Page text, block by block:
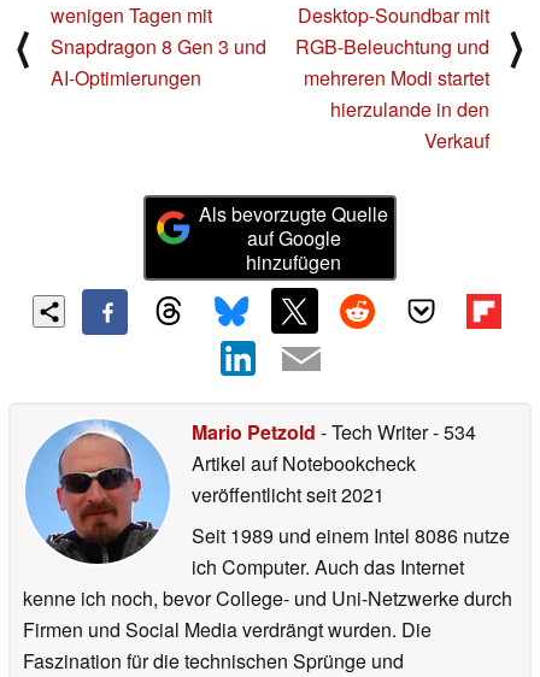
⟨
wenigen Tagen mit
Snapdragon 8 Gen 3 und
AI-Optimierungen
Desktop-Soundbar mit
RGB-Beleuchtung und
mehreren Modi startet
hierzulande in den
Verkauf
⟩
Als bevorzugte Quelle
auf Google
hinzufügen
Mario Petzold - Tech Writer- 534
Artikel auf Notebookcheck
veröffentlichtseit 2021
Seit 1989 und einem Intel 8086 nutze
ich Computer. Auch das Internet
kenne ich noch, bevor College- und Uni-Netzwerke durch
Firmen und Social Media verdrängt wurden. Die
Faszination für die technischen Sprünge und